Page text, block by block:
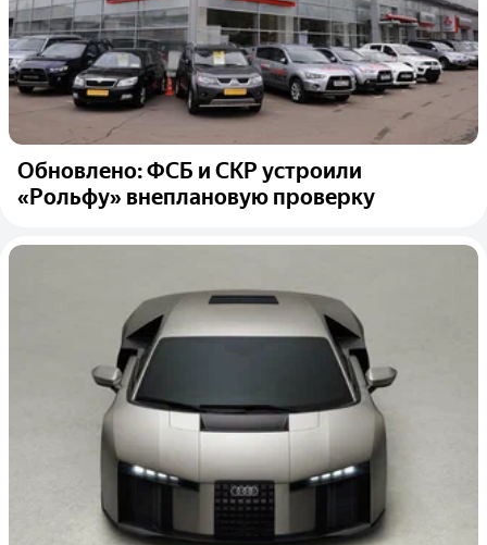
Обновлено: ФСБ и СКР устроили
«Рольфу» внеплановую проверку